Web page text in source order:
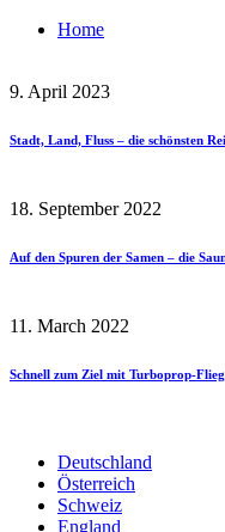
Home
9. April 2023
Stadt, Land, Fluss – die schönsten
18. September 2022
Auf den Spuren der Samen – die
11. March 2022
Schnell zum Ziel mit Turboprop-
Deutschland
Österreich
Schweiz
England